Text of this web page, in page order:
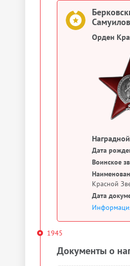
Орден
Дата
Воинское
Красной
Дата
1945
Документы о